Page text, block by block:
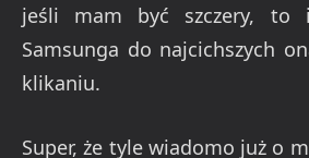
jeśli mam być szczery,
Samsunga do najcichszych
klikaniu.
Super, że tyle wiadomo już o